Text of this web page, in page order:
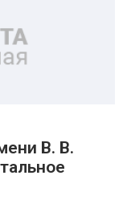
В. В.